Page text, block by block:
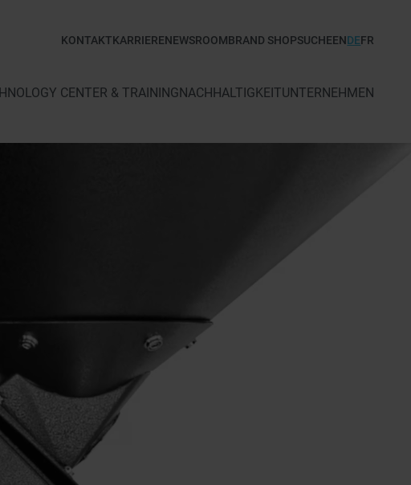
KONTAKTKARRIERENEWSROOMBRAND SHOPSUCHEENDEFR
CENTER & TRAINING NACHHALTIGKEITUNTERNEHMEN